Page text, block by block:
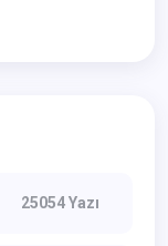
25054 Yazı